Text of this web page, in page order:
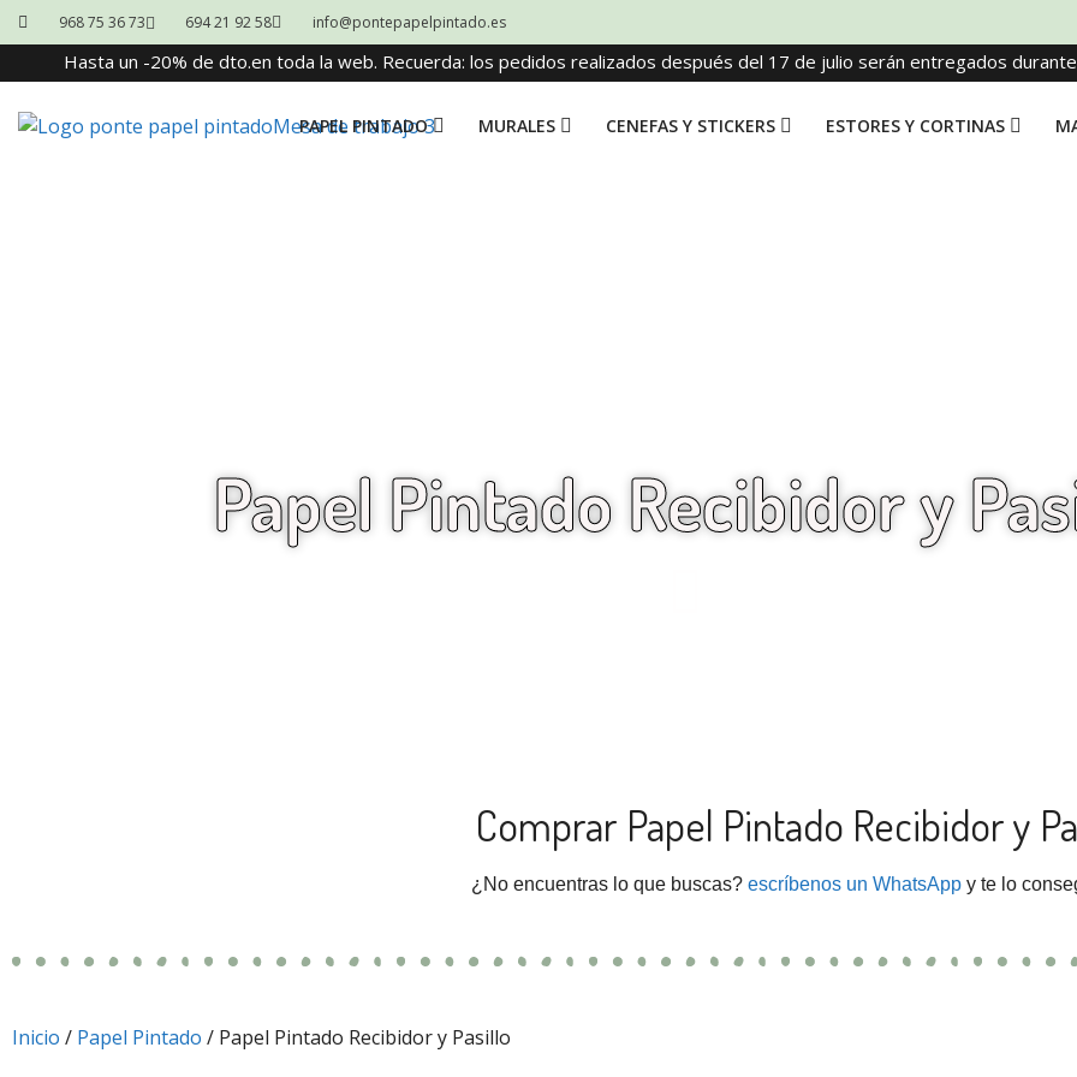
968 75 36 73 694 21 92 58 info@pontepapelpintado.es
Hasta un -20% de dto.en toda la web. Recuerda: los pedidos realizados después del 17 de julio serán entregados
PAPEL PINTADO MURALES CENEFAS Y STICKERS ESTORES Y CORTINAS
Papel Pintado Recibidor y
Comprar Papel Pintado Recibidor y
¿No encuentras lo que buscas? escríbenos un WhatsAppy te lo
Inicio / Papel Pintado / Papel Pintado Recibidor y Pasillo